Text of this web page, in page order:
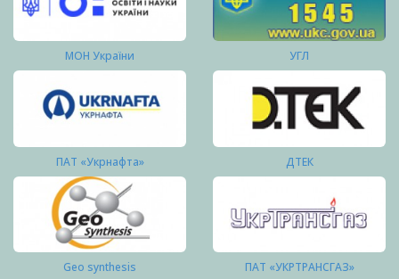
МОН України УГЛ
ПАТ «Укрнафта» ДТЕК
Geo synthesis ПАТ «УКРТРАНСГАЗ»